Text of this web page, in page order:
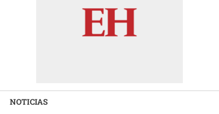
NOTICIAS